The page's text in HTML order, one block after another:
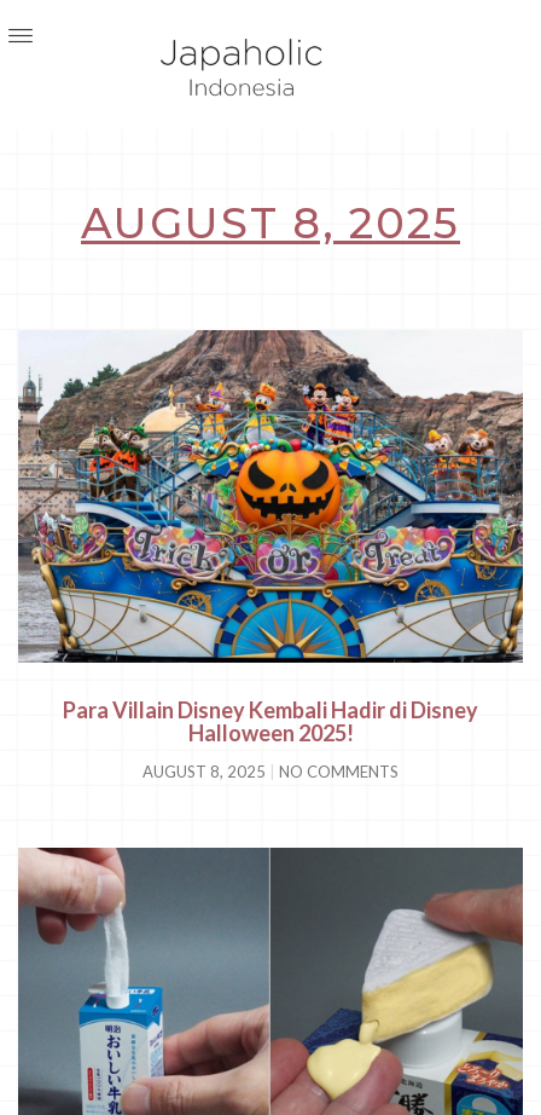
AUGUST 8, 2025
Para Villain Disney Kembali Hadir di Disney
Halloween 2025!
AUGUST 8, 2025 NO COMMENTS